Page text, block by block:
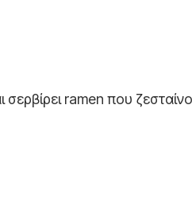
ramen που